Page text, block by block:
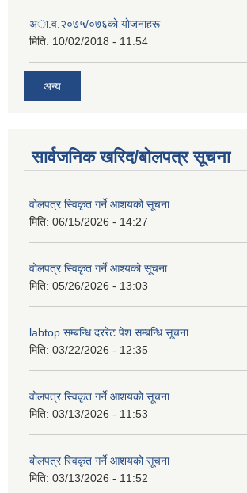
अा‍‍.व.२०७५/०७६काे याेजनाहरू
मिति: 10/02/2018 - 11:54
अन्य
सार्वजनिक खरिद/बोलपत्र सूचना
वोलपत्र स्विकृत गर्ने आशयको सूचना
मिति: 06/15/2026 - 14:27
वोलपत्र स्विकृत गर्ने आश्यको सूचना
मिति: 05/26/2026 - 13:03
labtop सम्बन्धि दररेट पेश सम्बन्धि सूचना
मिति: 03/22/2026 - 12:35
वोलपत्र स्विकृत गर्ने आशयको सूचना
मिति: 03/13/2026 - 11:53
बोलपत्र स्विकृत गर्ने आशयको सूचना
मिति: 03/13/2026 - 11:52